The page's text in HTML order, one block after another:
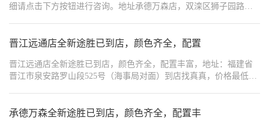
细请点击下方按钮进行咨询。地址承德万森店，双滦区狮子园路北
晋江远通店全新途胜已到店，颜色齐全，配置
晋江远通店全新途胜已到店，颜色齐全，配置丰富，地址：福建省
晋江市泉安路罗山段525号（海事局对面）到店找真真，价格最低，
承德万森全新途胜已到店，颜色齐全，配置丰